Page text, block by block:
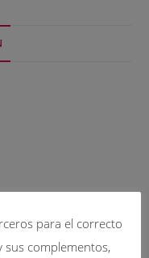
para el correcto
complementos,